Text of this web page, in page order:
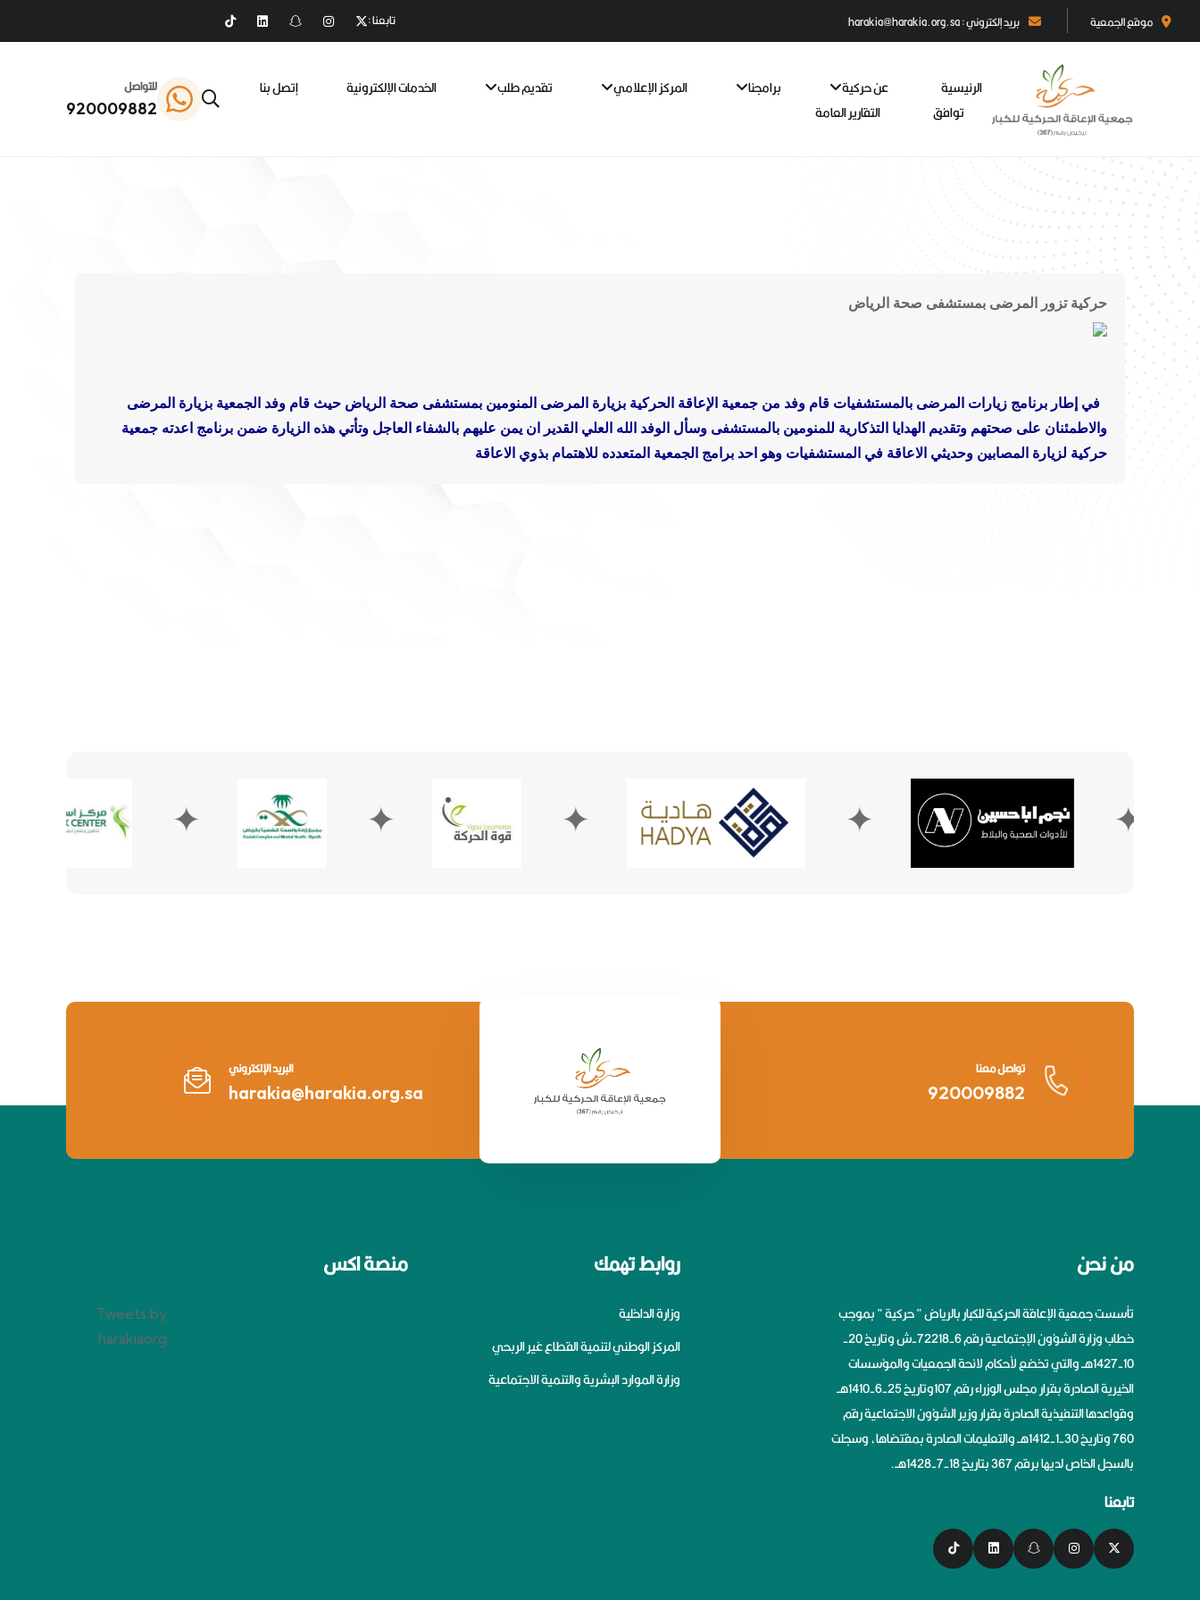
موقع الجمعية بريد إلكتروني : harakia@harakia.org.sa تابعنا :
الرئيسية عن حركية برامجنا المركز الإعلامي تقديم طلب الخدمات الإلكترونية
إتصل بنا
توافق
التقارير العامة
للتواصل
920009882
حركية تزور المرضى بمستشفى صحة الرياض
في إطار برنامج زيارات المرضى بالمستشفيات قام وفد من جمعية الإعاقة الحركية بزيارة المرضى المنومين بمستشفى صحة الرياض حيث قام وفد الجمعية بزيارة المرضى
والاطمئنان على صحتهم وتقديم الهدايا التذكارية للمنومين بالمستشفى وسأل الوفد الله العلي القدير ان يمن عليهم بالشفاء العاجل وتأتي هذه الزيارة ضمن برنامج اعدته جمعية
حركية لزيارة المصابين وحديثي الاعاقة في المستشفيات وهو احد برامج الجمعية المتعدده للاهتمام بذوي الاعاقة
✦ ✦ ✦ ✦ ✦
تواصل معنا
920009882
البريد الإلكتروني
harakia@harakia.org.sa
من نحن
تأسست جمعية الإعاقة الحركية للكبار بالرياض ” حركية ” بموجب
خطاب وزارة الشؤون الإجتماعية رقم 6-72218-ش وتاريخ 20-
10-1427هــ والتي تخضع لأحكام لائحة الجمعيات والمؤسسات
الخيرية الصادرة بقرار مجلس الوزراء رقم 107وتاريخ 25-6-1410هــ
وقواعدها التنفيذية الصادرة بقرار وزير الشؤون الاجتماعية رقم
760 وتاريخ 30-1-1412هــ والتعليمات الصادرة بمقتضاها، وسجلت
بالسجل الخاص لديها برقم 367 بتاريخ 18-7-1428هــ.
تابعنا
روابط تهمك
وزارة الداخلية
المركز الوطني لتنمية القطاع غير الربحي
وزارة الموارد البشرية والتنمية الاجتماعية
منصة اكس
Tweets by
harakiaorg